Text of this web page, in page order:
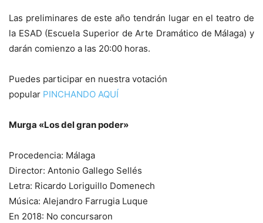
Las preliminares de este año tendrán lugar en el teatro de
la ESAD (Escuela Superior de Arte Dramático de Málaga) y
darán comienzo a las 20:00 horas.
Puedes participar en nuestra votación
popular PINCHANDO AQUÍ
Murga «Los del gran poder»
Procedencia: Málaga
Director: Antonio Gallego Sellés
Letra: Ricardo Loriguillo Domenech
Música: Alejandro Farrugia Luque
En 2018: No concursaron